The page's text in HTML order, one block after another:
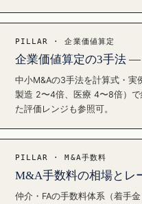
PILLAR · 企業価値算定
企業価値算定の3手法 —
中小M&Aの3手法を計算式・実
製造 2〜4倍、医療 4〜8倍）
た評価レンジも参照可。
PILLAR · M&A手数料
M&A手数料の相場とレ
仲介・FAの手数料体系（着手